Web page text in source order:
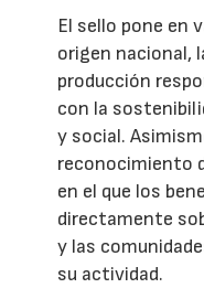
El sello pone en
origen nacional,
producción
con la
y social.
reconocimiento
en el que los
directamente
y las
su actividad.